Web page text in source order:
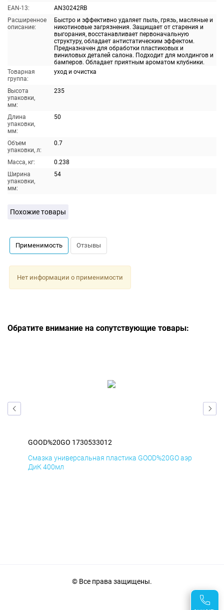
EAN-13:
AN30242RB
Расширенное
описание:
Быстро и эффективно удаляет пыль, грязь, масляные и
никотиновые загрязнения. Защищает от старения и
выгорания, восстанавливает первоначальную
структуру, обладает антистатическим эффектом.
Предназначен для обработки пластиковых и
виниловых деталей салона. Подходит для молдингов и
бамперов. Обладает приятным ароматом клубники.
Товарная
группа:
уход и очистка
Высота
упаковки,
мм:
235
Длина
упаковки,
мм:
50
Объем
упаковки, л:
0.7
Масса, кг:
0.238
Ширина
упаковки,
мм:
54
Похожие товары
Применимость Отзывы
Нет информации о применимости
Обратите внимание на сопутствующие товары:
GOOD%20GO 1730533012
Смазка универсальная пластика GOOD%20GO аэр
ДиК 400мл
© Все права защищены.